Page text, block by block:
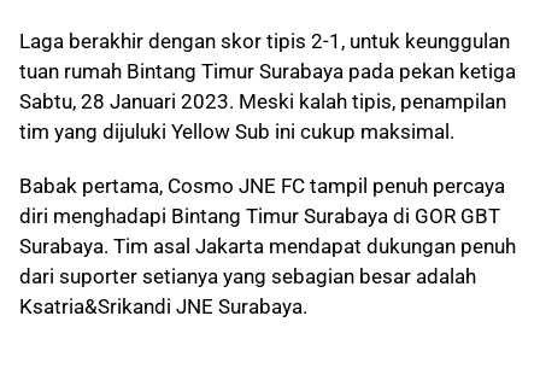
Laga berakhir dengan skor tipis 2-1, untuk keunggulan
tuan rumah Bintang Timur Surabaya pada pekan ketiga
Sabtu, 28 Januari 2023. Meski kalah tipis, penampilan
tim yang dijuluki Yellow Sub ini cukup maksimal.
Babak pertama, Cosmo JNE FC tampil penuh percaya
diri menghadapi Bintang Timur Surabaya di GOR GBT
Surabaya. Tim asal Jakarta mendapat dukungan penuh
dari suporter setianya yang sebagian besar adalah
Ksatria&Srikandi JNE Surabaya.